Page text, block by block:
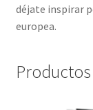
déjate inspirar
europea.